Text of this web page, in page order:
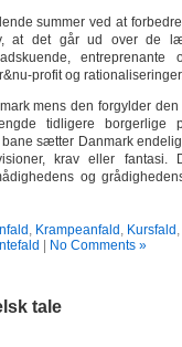
summer ved at
at det går ud over de
entreprenante
profit og rationaliseringer.
mens den forgylder den
tidligere borgerlige
sætter Danmark
krav eller fantasi.
og
Krampeanfald Kursfald
| No Comments »
tale